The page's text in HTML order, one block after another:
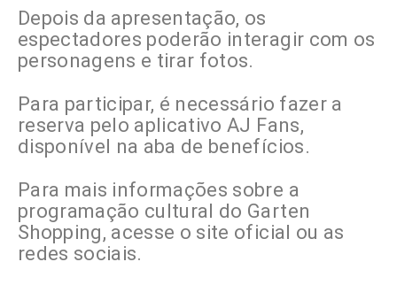
Depois da apresentação, os
espectadores poderão interagir com os
personagens e tirar fotos.
Para participar, é necessário fazer a
reserva pelo aplicativo AJ Fans,
disponível na aba de benefícios.
Para mais informações sobre a
programação cultural do Garten
Shopping, acesse o site oficial ou as
redes sociais.